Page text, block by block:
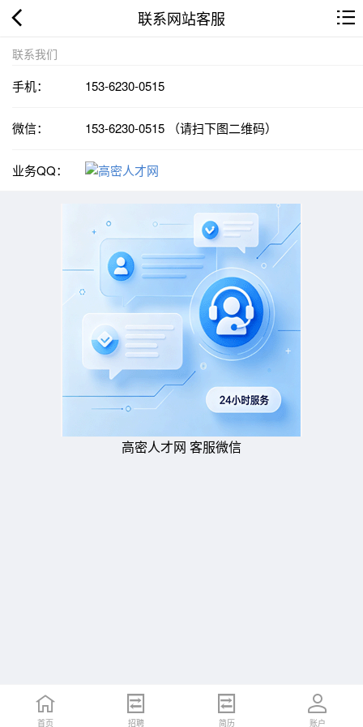
联系网站客服
联系我们
手机： 153-6230-0515
微信： 153-6230-0515 （请扫下图二维码）
业务QQ：
高密人才网 客服微信
首页 招聘 简历 账户